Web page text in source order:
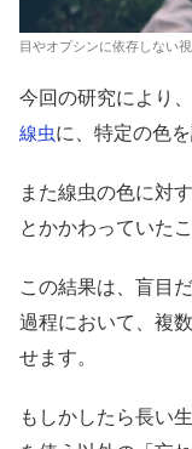
目やオプシンに依存しない
今回の研究により
線虫に、特定の色
また線虫の色に対
とかかわっていた
この結果は、盲目
過程において、複
せます。
もしかしたら長い